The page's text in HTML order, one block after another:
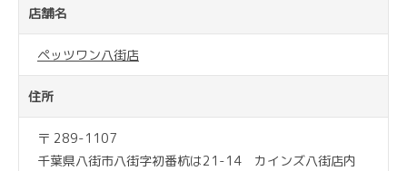
店舗名
ペッツワン八街店
住所
〒 289-1107
千葉県八街市八街字初番杭は21-14 カインズ八街店内